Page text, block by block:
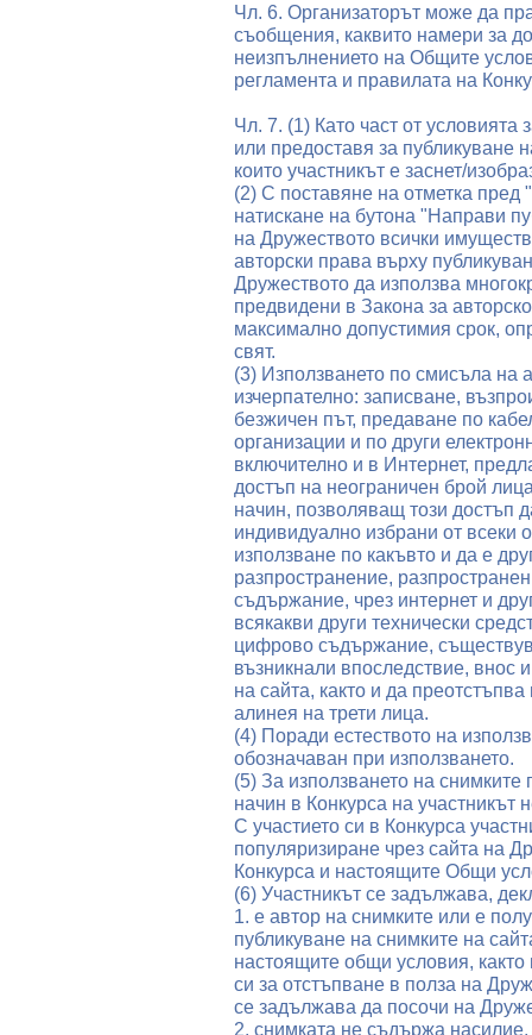
Чл. 6. Организаторът може да
съобщения, каквито намери за
неизпълнението на Общите
регламента и правилата на
Чл. 7. (1) Като част от условията
или предоставя за публикуване
които участникът е заснет/
(2) С поставяне на отметка пред
натискане на бутона "Направи
на Дружеството всички
авторски права върху
Дружеството да използва
предвидени в Закона за
максимално допустимия срок,
свят.
(3) Използването по смисъла на
изчерпателно: записване,
безжичен път, предаване по
организации и по други
включително и в Интернет,
достъп на неограничен брой
начин, позволяващ този достъп
индивидуално избрани от всеки
използване по какъвто и да е
разпространение,
съдържание, чрез интернет и
всякакви други технически
цифрово съдържание,
възникнали впоследствие, внос
на сайта, както и да
алинея на трети лица.
(4) Поради естеството на
обозначаван при използването.
(5) За използването на
начин в Конкурса на
С участието си в Конкурса
популяризиране чрез сайта на
Конкурса и настоящите Общи
(6) Участникът се задължава,
1. е автор на снимките или е
публикуване на снимките на
настоящите общи условия, както
си за отстъпване в полза на
се задължава да посочи на
2. снимката не съдържа